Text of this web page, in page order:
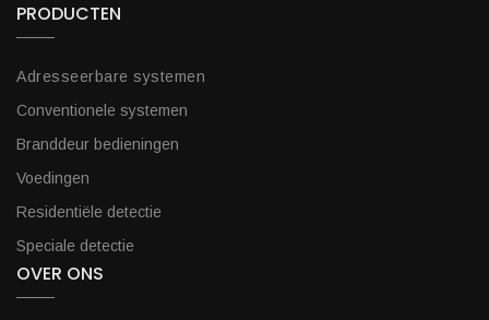
PRODUCTEN
Adresseerbare systemen
Conventionele systemen
Branddeur bedieningen
Voedingen
Residentiële detectie
Speciale detectie
OVER ONS